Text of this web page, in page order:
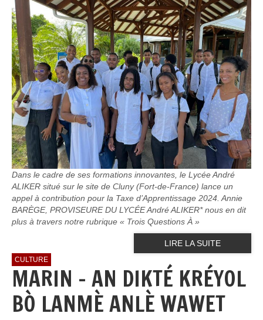
Dans le cadre de ses formations innovantes, le Lycée André
ALIKER situé sur le site de Cluny (Fort-de-France) lance un
appel à contribution pour la Taxe d’Apprentissage 2024. Annie
BARÈGE, PROVISEURE DU LYCÉE André ALIKER* nous en dit
plus à travers notre rubrique « Trois Questions À »
LIRE LA SUITE
CULTURE
MARIN - AN DIKTÉ KRÉYOL
BÒ LANMÈ ANLÈ WAWET